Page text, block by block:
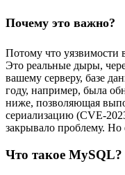
Почему это важно?
Потому что уязвимости
Это реальные дыры,
вашему серверу, базе
году, например, была
ниже, позволяющая
сериализацию (CVE-
закрывало проблему.
Что такое MySQL?